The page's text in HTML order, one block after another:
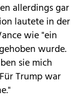
allerdings gar
lautete in der
wie "ein
wurde.
sie mich
Trump war